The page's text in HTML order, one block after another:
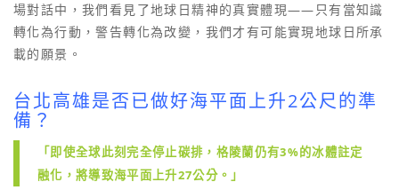
場對話中，我們看見了地球日精神的真實體現——只有當知識
轉化為行動，警告轉化為改變，我們才有可能實現地球日所承
載的願景。
台北高雄是否已做好海平面上升2公尺的準
備？
「即使全球此刻完全停止碳排，格陵蘭仍有3%的冰體註定
融化，將導致海平面上升27公分。」